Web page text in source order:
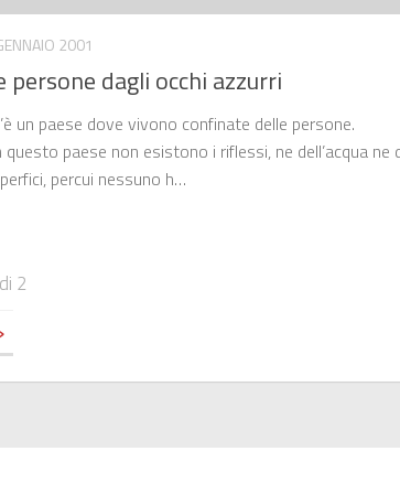
2001
persone dagli occhi azzurri
un paese dove vivono confinate delle persone.
questo paese non esistono i riflessi, ne dell’acqua ne
percui nessuno h…
2